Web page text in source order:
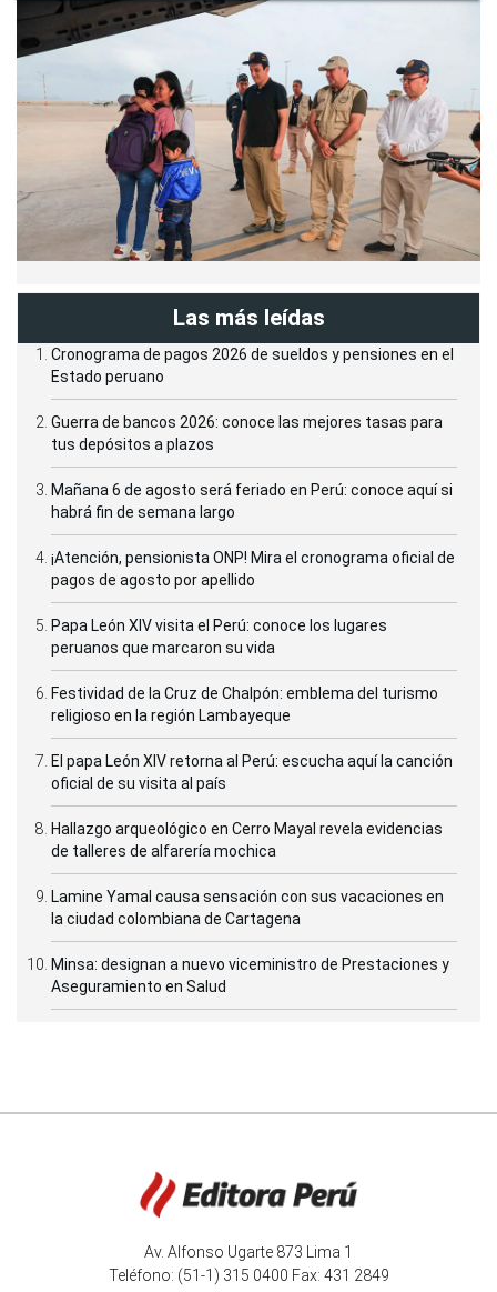
Las más leídas
Cronograma de pagos 2026 de sueldos y pensiones en el
Estado peruano
Guerra de bancos 2026: conoce las mejores tasas para
tus depósitos a plazos
Mañana 6 de agosto será feriado en Perú: conoce aquí si
habrá fin de semana largo
¡Atención, pensionista ONP! Mira el cronograma oficial de
pagos de agosto por apellido
Papa León XIV visita el Perú: conoce los lugares
peruanos que marcaron su vida
Festividad de la Cruz de Chalpón: emblema del turismo
religioso en la región Lambayeque
El papa León XIV retorna al Perú: escucha aquí la canción
oficial de su visita al país
Hallazgo arqueológico en Cerro Mayal revela evidencias
de talleres de alfarería mochica
Lamine Yamal causa sensación con sus vacaciones en
la ciudad colombiana de Cartagena
Minsa: designan a nuevo viceministro de Prestaciones y
Aseguramiento en Salud
Av. Alfonso Ugarte 873 Lima 1
Teléfono: (51-1) 315 0400 Fax: 431 2849